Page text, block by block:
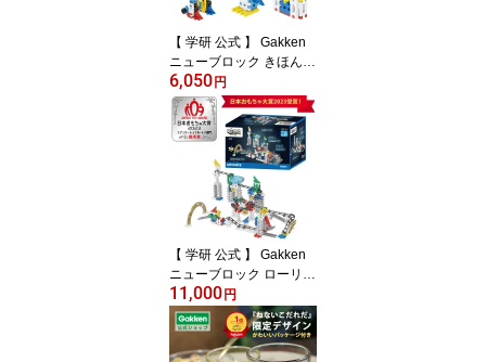
【 学研 公式 】 Gakken
ニューブロック きほん 1
00 17種100パーツ 2歳か
ら【3Lサイズラッピング
対応商品】 83721 学研
ステイフル おもちゃ 知
6,050 円
【 学研 公式 】 Gakken
ニューブロック ローリン
グ キュー スタンダード
セット 21種150パーツ
電池不要 4歳から【3Lサ
イズラッピング対応商
11,000 円